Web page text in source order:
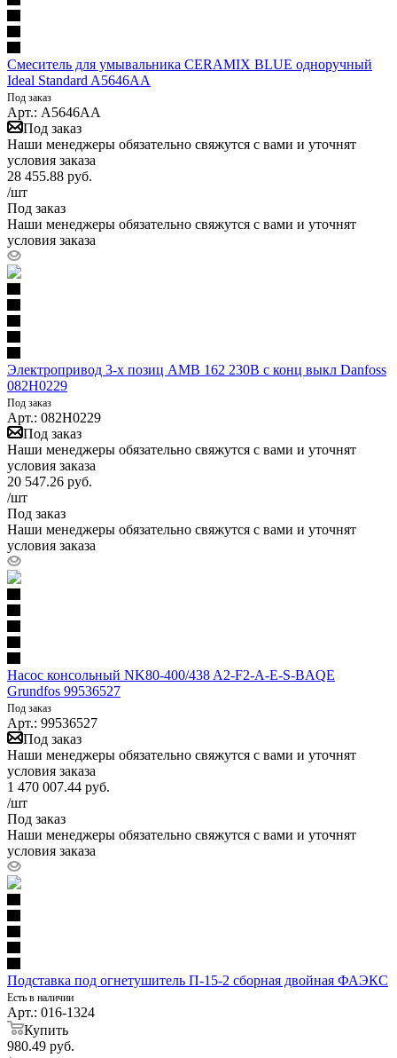
Смеситель для умывальника CERAMIX BLUE одноручный
Ideal Standard A5646AA
Под заказ
Арт.: A5646AA
Под заказ
Наши менеджеры обязательно свяжутся с вами и уточнят
условия заказа
28 455.88 руб.
/шт
Под заказ
Наши менеджеры обязательно свяжутся с вами и уточнят
условия заказа
Электропривод 3-х позиц AMB 162 230В с конц выкл Danfoss
082H0229
Под заказ
Арт.: 082H0229
Под заказ
Наши менеджеры обязательно свяжутся с вами и уточнят
условия заказа
20 547.26 руб.
/шт
Под заказ
Наши менеджеры обязательно свяжутся с вами и уточнят
условия заказа
Насос консольный NK80-400/438 A2-F2-A-E-S-BAQE
Grundfos 99536527
Под заказ
Арт.: 99536527
Под заказ
Наши менеджеры обязательно свяжутся с вами и уточнят
условия заказа
1 470 007.44 руб.
/шт
Под заказ
Наши менеджеры обязательно свяжутся с вами и уточнят
условия заказа
Подставка под огнетушитель П-15-2 сборная двойная ФАЭКС
Есть в наличии
Арт.: 016-1324
Купить
980.49 руб.